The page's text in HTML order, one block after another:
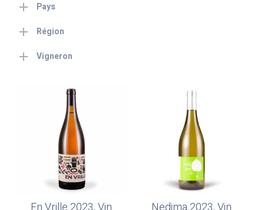
Pays
Région
Vigneron
Ajouter Au Panier Ajouter Au Panier